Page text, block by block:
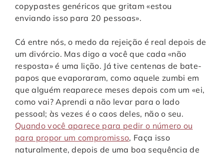
copypastes genéricos que gritam «estou
enviando isso para 20 pessoas».
Cá entre nós, o medo da rejeição é real depois de
um divórcio. Mas digo a você que cada «não
resposta» é uma lição. Já tive centenas de bate-
papos que evaporaram, como aquele zumbi em
que alguém reaparece meses depois com um «ei,
como vai? Aprendi a não levar para o lado
pessoal; às vezes é o caos deles, não o seu.
Quando você aparece para pedir o número ou
para propor um compromisso, Faça isso
naturalmente, depois de uma boa sequência de